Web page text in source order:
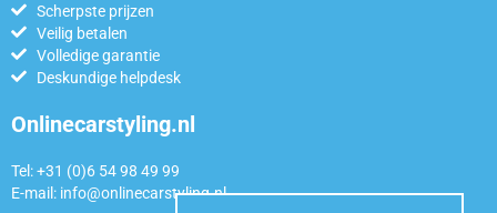
Scherpste prijzen
Veilig betalen
Volledige garantie
Deskundige helpdesk
Onlinecarstyling.nl
Tel: +31 (0)6 54 98 49 99
E-mail: info@onlinecarstyling.nl